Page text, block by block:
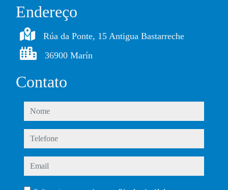
Endereço
Rúa da Ponte, 15 Antigua Bastarreche
36900 Marín
Contato
nome
telefone
email